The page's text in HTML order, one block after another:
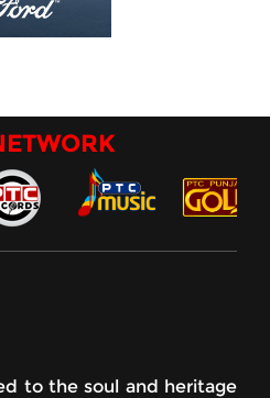
to the soul and heritage